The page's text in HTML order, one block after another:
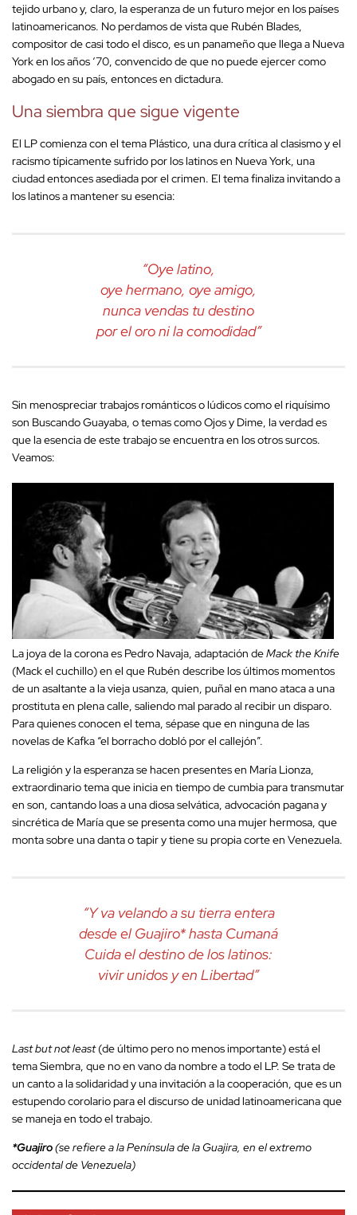
tejido urbano y, claro, la esperanza de un futuro mejor en los países
latinoamericanos. No perdamos de vista que Rubén Blades,
compositor de casi todo el disco, es un panameño que llega a Nueva
York en los años ‘70, convencido de que no puede ejercer como
abogado en su país, entonces en dictadura.
Una siembra que sigue vigente
El LP comienza con el tema Plástico, una dura crítica al clasismo y el
racismo típicamente sufrido por los latinos en Nueva York, una
ciudad entonces asediada por el crimen. El tema finaliza invitando a
los latinos a mantener su esencia:
“Oye latino,
oye hermano, oye amigo,
nunca vendas tu destino
por el oro ni la comodidad”
Sin menospreciar trabajos románticos o lúdicos como el riquísimo
son Buscando Guayaba, o temas como Ojos y Dime, la verdad es
que la esencia de este trabajo se encuentra en los otros surcos.
Veamos:
La joya de la corona es Pedro Navaja, adaptación deMack the Knife
(Mack el cuchillo) en el que Rubén describe los últimos momentos
de un asaltante a la vieja usanza, quien, puñal en mano ataca a una
prostituta en plena calle, saliendo mal parado al recibir un disparo.
Para quienes conocen el tema, sépase que en ninguna de las
novelas de Kafka “el borracho dobló por el callejón”.
La religión y la esperanza se hacen presentes en María Lionza,
extraordinario tema que inicia en tiempo de cumbia para transmutar
en son, cantando loas a una diosa selvática, advocación pagana y
sincrética de María que se presenta como una mujer hermosa, que
monta sobre una danta o tapir y tiene su propia corte en Venezuela.
“Y va velando a su tierra entera
desde el Guajiro* hasta Cumaná
Cuida el destino de los latinos:
vivir unidos y en Libertad”
Last but not least(de último pero no menos importante) está el
tema Siembra, que no en vano da nombre a todo el LP. Se trata de
un canto a la solidaridad y una invitación a la cooperación, que es un
estupendo corolario para el discurso de unidad latinoamericana que
se maneja en todo el trabajo.
*Guajiro(se refiere a la Península de la Guajira, en el extremo
occidental de Venezuela)